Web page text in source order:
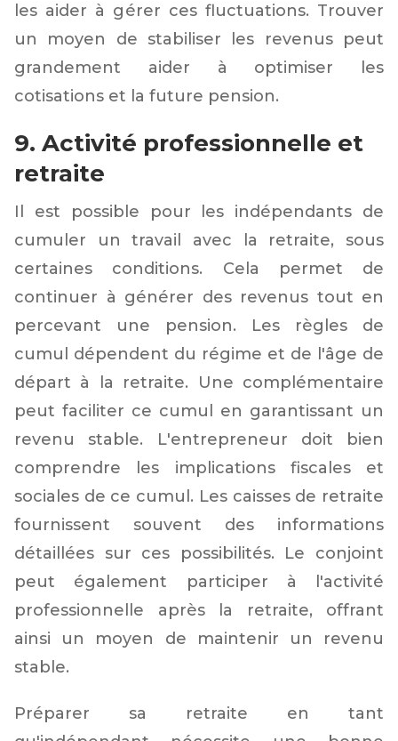
les aider à gérer ces fluctuations. Trouver
un moyen de stabiliser les revenus peut
grandement aider à optimiser les
cotisations et la future pension.
9. Activité professionnelle et
retraite
Il est possible pour les indépendants de
cumuler un travail avec la retraite, sous
certaines conditions. Cela permet de
continuer à générer des revenus tout en
percevant une pension. Les règles de
cumul dépendent du régime et de l'âge de
départ à la retraite. Une complémentaire
peut faciliter ce cumul en garantissant un
revenu stable. L'entrepreneur doit bien
comprendre les implications fiscales et
sociales de ce cumul. Les caisses de retraite
fournissent souvent des informations
détaillées sur ces possibilités. Le conjoint
peut également participer à l'activité
professionnelle après la retraite, offrant
ainsi un moyen de maintenir un revenu
stable.
Préparer sa retraite en tant